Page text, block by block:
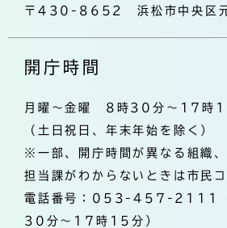
〒430-8652 浜松市中央区
開庁時間
月曜～金曜 8時30分～17時
（土日祝日、年末年始を除く）
※一部、開庁時間が異なる組織、
担当課がわからないときは市民
電話番号：053-457-2111（
30分～17時15分）